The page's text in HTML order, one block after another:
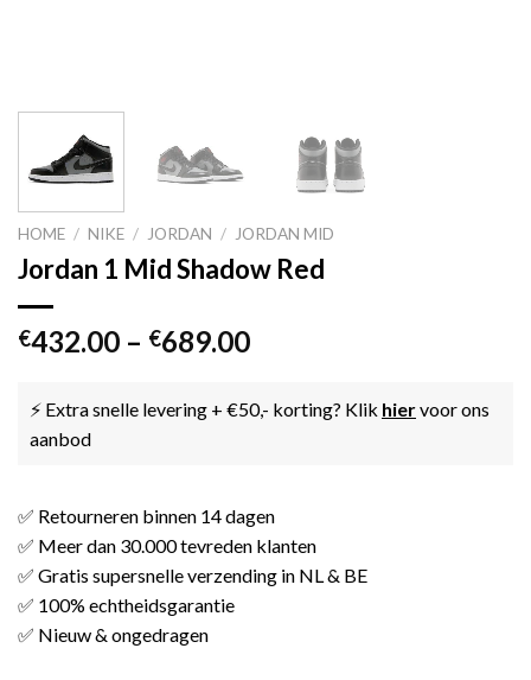
HOME / NIKE / JORDAN / JORDAN MID
Jordan 1 Mid Shadow Red
€432.00 – €689.00
⚡ Extra snelle levering + €50,- korting? Klik hiervoor ons
aanbod
✅ Retourneren binnen 14 dagen
✅ Meer dan 30.000 tevreden klanten
✅ Gratis supersnelle verzending in NL & BE
✅ 100% echtheidsgarantie
✅ Nieuw & ongedragen